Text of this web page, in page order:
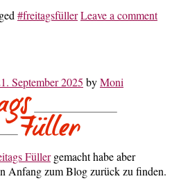
#freitagsfüllerLeave a comment
September 2025 byMoni
Füllergemacht habe aber
Anfang zum Blog zurück zu finden.